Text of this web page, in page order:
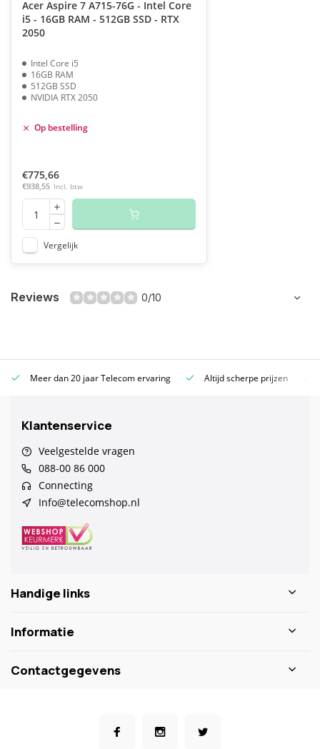
Acer Aspire 7 A715-76G - Intel Core
i5 - 16GB RAM - 512GB SSD - RTX
2050
Intel Core i5
16GB RAM
512GB SSD
NVIDIA RTX 2050
Op bestelling
€775,66
€938,55 Incl. btw
Vergelijk
Reviews 0/10
Meer dan 20 jaar Telecom ervaring Altijd scherpe prijzen
Klantenservice
Veelgestelde vragen
088-00 86 000
Connecting
Info@telecomshop.nl
Handige links
Informatie
Contactgegevens